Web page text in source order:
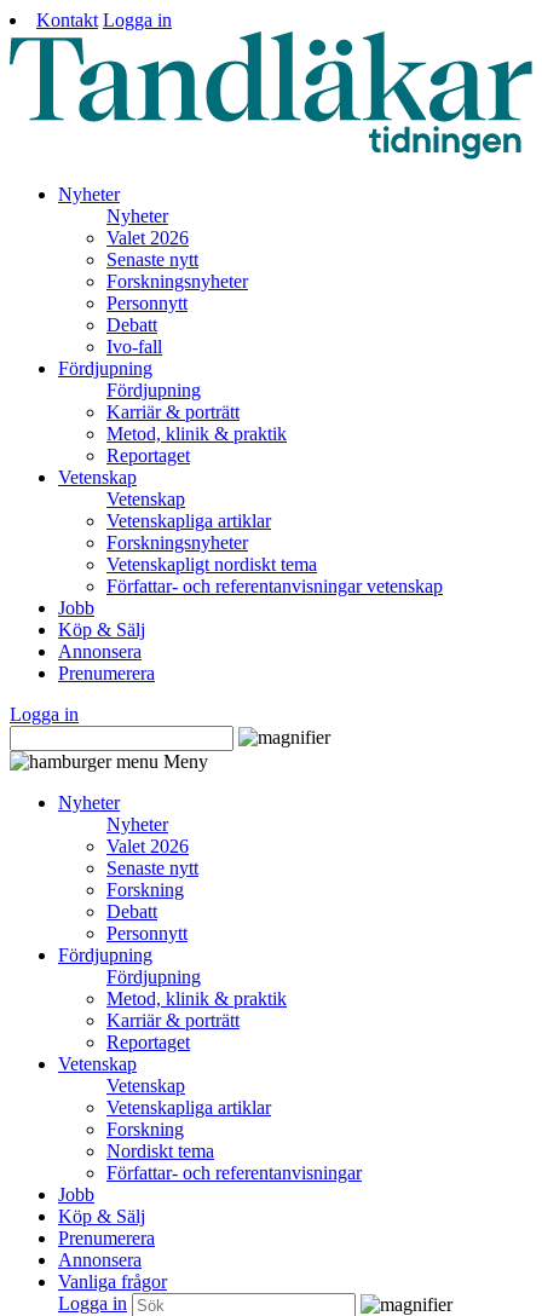
Kontakt Logga in
Nyheter
Nyheter
Valet 2026
Senaste nytt
Forskningsnyheter
Personnytt
Debatt
Ivo-fall
Fördjupning
Fördjupning
Karriär & porträtt
Metod, klinik & praktik
Reportaget
Vetenskap
Vetenskap
Vetenskapliga artiklar
Forskningsnyheter
Vetenskapligt nordiskt tema
Författar- och referentanvisningar vetenskap
Jobb
Köp & Sälj
Annonsera
Prenumerera
Logga in
Meny
Nyheter
Nyheter
Valet 2026
Senaste nytt
Forskning
Debatt
Personnytt
Fördjupning
Fördjupning
Metod, klinik & praktik
Karriär & porträtt
Reportaget
Vetenskap
Vetenskap
Vetenskapliga artiklar
Forskning
Nordiskt tema
Författar- och referentanvisningar
Jobb
Köp & Sälj
Prenumerera
Annonsera
Vanliga frågor
Logga in